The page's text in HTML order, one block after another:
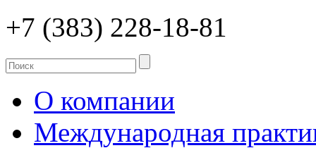
+7 (383) 228-18-81
О компании
Международная